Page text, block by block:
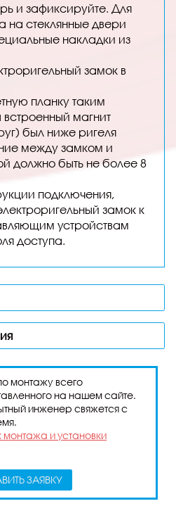
и зафиксируйте. Для
на стеклянные двери
накладки из
замок в
планку таким
магнит
был ниже ригеля
между замком и
должно быть не более 8
подключения,
замок к
устройствам
доступа.
ЗАЯВКУ
монтажу всего
на нашем сайте.
инженер свяжется с
и установки